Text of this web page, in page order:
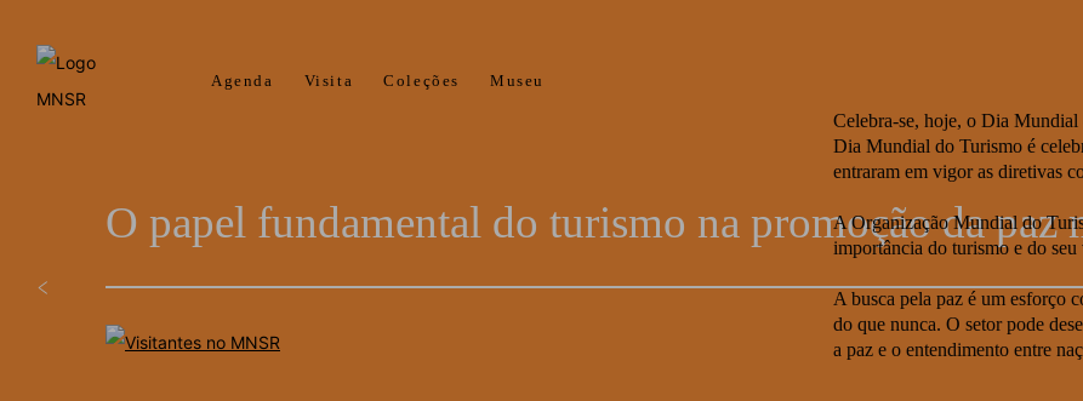
Agenda Visita Coleções Museu
O papel fundamental do turismo na promoção da paz
Celebra-se, hoje, o Dia Mundial
Dia Mundial do Turismo é
entraram em vigor as diretivas
A Organização Mundial do
importância do turismo e do
A busca pela paz é um esforço
do que nunca. O setor pode
a paz e o entendimento entre